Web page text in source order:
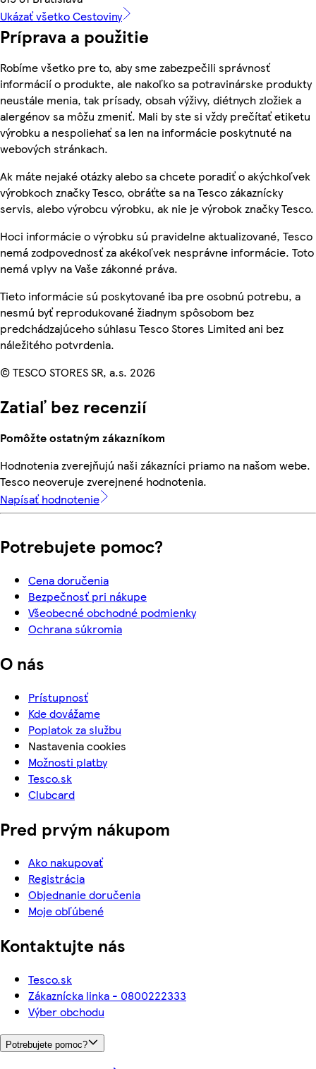
Ukázať všetko Cestoviny
Príprava a použitie
Robíme všetko pre to, aby sme zabezpečili správnosť
informácií o produkte, ale nakoľko sa potravinárske produkty
neustále menia, tak prísady, obsah výživy, diétnych zložiek a
alergénov sa môžu zmeniť. Mali by ste si vždy prečítať etiketu
výrobku a nespoliehať sa len na informácie poskytnuté na
webových stránkach.
Ak máte nejaké otázky alebo sa chcete poradiť o akýchkoľvek
výrobkoch značky Tesco, obráťte sa na Tesco zákaznícky
servis, alebo výrobcu výrobku, ak nie je výrobok značky Tesco.
Hoci informácie o výrobku sú pravidelne aktualizované, Tesco
nemá zodpovednosť za akékoľvek nesprávne informácie. Toto
nemá vplyv na Vaše zákonné práva.
Tieto informácie sú poskytované iba pre osobnú potrebu, a
nesmú byť reprodukované žiadnym spôsobom bez
predchádzajúceho súhlasu Tesco Stores Limited ani bez
náležitého potvrdenia.
© TESCO STORES SR, a.s. 2026
Zatiaľ bez recenzií
Pomôžte ostatným zákazníkom
Hodnotenia zverejňujú naši zákazníci priamo na našom webe.
Tesco neoveruje zverejnené hodnotenia.
Napísať hodnotenie
Potrebujete pomoc?
Cena doručenia
Bezpečnosť pri nákupe
Všeobecné obchodné podmienky
Ochrana súkromia
O nás
Prístupnosť
Kde dovážame
Poplatok za službu
Nastavenia cookies
Možnosti platby
Tesco.sk
Clubcard
Pred prvým nákupom
Ako nakupovať
Registrácia
Objednanie doručenia
Moje obľúbené
Kontaktujte nás
Tesco.sk
Zákaznícka linka - 0800222333
Výber obchodu
Potrebujete pomoc?